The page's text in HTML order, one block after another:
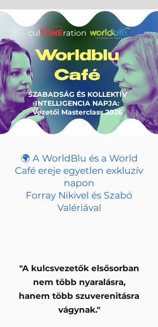
Worldblu
Café
SZABADSÁG ÉS KOLLEKTÍV
INTELLIGENCIA NAPJA:
Vezetői Masterclass 2026
🌍 A WorldBlu és a World
Café ereje egyetlen exkluzív
napon
Forray Nikivel és Szabó
Valériával
"A kulcsvezetők elsősorban
nem több nyaralásra,
hanem több szuverenitásra
vágynak."